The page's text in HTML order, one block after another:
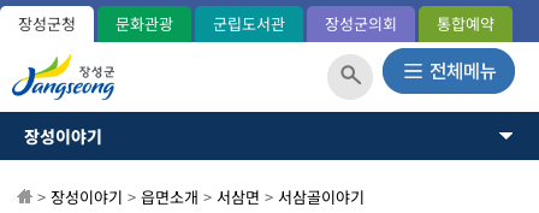
장성군청 문화관광 군립도서관 장성군의회 통합예약
장성이야기
장성이야기
역사와연혁
> 장성이야기 > 읍면소개 > 서삼면 > 서삼골이야기